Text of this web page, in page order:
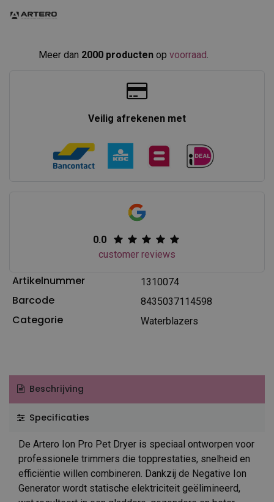
Meer dan 2000 producten op voorraad
Veilig afrekenen met
0.0
customer reviews
Artikelnummer 1310074
Barcode 8435037114598
Categorie Waterblazers
Beschrijving
Specificaties
De Artero Ion Pro Pet Dryer is speciaal ontworpen voor
professionele trimmers die topprestaties, snelheid en
efficiëntie willen combineren. Dankzij de Negative Ion
Generator wordt statische elektriciteit geëlimineerd,